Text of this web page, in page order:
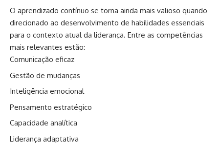
O aprendizado contínuo se torna ainda mais valioso quando
direcionado ao desenvolvimento de habilidades essenciais
para o contexto atual da liderança. Entre as competências
mais relevantes estão:
Comunicação eficaz
Gestão de mudanças
Inteligência emocional
Pensamento estratégico
Capacidade analítica
Liderança adaptativa